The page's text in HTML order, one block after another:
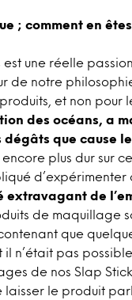
; comment en
une réelle
de notre
et non pour
des océans,
a
que cause
plus dur sur
d’expérimenter
extravagant de
de maquillage
que
n’était pas
de nos Slap
le produit